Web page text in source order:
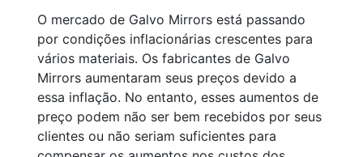
O mercado de Galvo Mirrors está passando
por condições inflacionárias crescentes para
vários materiais. Os fabricantes de Galvo
Mirrors aumentaram seus preços devido a
essa inflação. No entanto, esses aumentos de
preço podem não ser bem recebidos por seus
clientes ou não seriam suficientes para